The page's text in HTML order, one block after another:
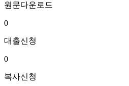
원문다운로드
0
대출신청
0
복사신청